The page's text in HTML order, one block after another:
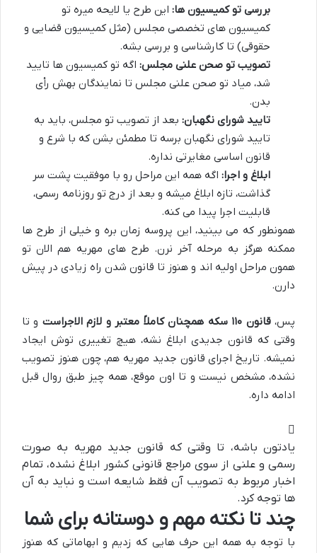
بررسی تو کمیسیون ها: این طرح یا لایحه میره تو
کمیسیون های تخصصی مجلس (مثل کمیسیون قضایی و
حقوقی) تا کارشناسی و بررسی بشه.
تصویب تو صحن علنی مجلس: اگه تو کمیسیون ها تایید
شد، میاد تو صحن علنی مجلس تا نمایندگان بهش رأی
بدن.
تایید شورای نگهبان: بعد از تصویب تو مجلس، باید به
تایید شورای نگهبان برسه تا مطمئن بشن که با شرع و
قانون اساسی مغایرتی نداره.
ابلاغ و اجرا: اگه همه این مراحل رو با موفقیت پشت سر
گذاشت، تازه ابلاغ میشه و بعد از درج تو روزنامه رسمی،
قابلیت اجرا پیدا می کنه.
همونطور که می بینید، این پروسه زمان بره و خیلی از طرح ها
ممکنه هرگز به مرحله آخر نرن. طرح های مهریه هم الان تو
همون مراحل اولیه اند و هنوز تا قانون شدن راه زیادی در پیش
دارن.
پس،قانون ۱۱۰ سکه همچنان کاملاً معتبر و لازم الاجراست
و تا
وقتی که قانون جدیدی ابلاغ نشه، هیچ تغییری توش ایجاد
نمیشه. تاریخ اجرای قانون جدید مهریه هم، چون هنوز تصویب
نشده، مشخص نیست و تا اون موقع، همه چیز طبق روال قبل
ادامه داره.
یادتون باشه، تا وقتی که قانون جدید مهریه به صورت
رسمی و علنی از سوی مراجع قانونی کشور ابلاغ نشده، تمام
اخبار مربوط به تصویب آن فقط شایعه است و نباید به آن
ها توجه کرد.
چند تا نکته مهم و دوستانه برای شما
با توجه به همه این حرف هایی که زدیم و ابهاماتی که هنوز